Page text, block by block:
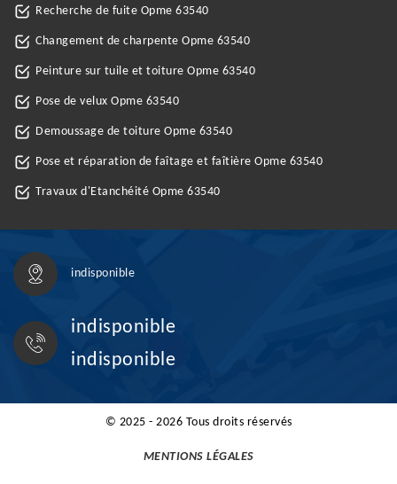
Recherche de fuite Opme 63540
Changement de charpente Opme 63540
Peinture sur tuile et toiture Opme 63540
Pose de velux Opme 63540
Demoussage de toiture Opme 63540
Pose et réparation de faîtage et faîtière Opme 63540
Travaux d'Etanchéité Opme 63540
indisponible
indisponible
indisponible
© 2025 - 2026 Tous droits réservés
MENTIONS LÉGALES